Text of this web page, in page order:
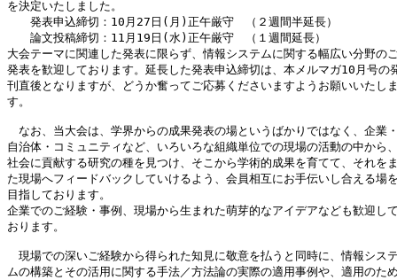
を決定いたしました。
発表申込締切：10月27日(月)正午厳守　（２週間半延長）
論文投稿締切：11月19日(水)正午厳守　（１週間延長）
大会テーマに関連した発表に限らず、情報システムに関する幅広い分野の
発表を歓迎しております。延長した発表申込締切は、本メルマガ10月号の
刊直後となりますが、どうか奮ってご応募くださいますようお願いいたしま
す。
なお、当大会は、学界からの成果発表の場というばかりではなく、企業・
自治体・コミュニティなど、いろいろな組織単位での現場の活動の中から、
社会に貢献する研究の種を見つけ、そこから学術的成果を育てて、それをま
た現場へフィードバックしていけるよう、会員相互にお手伝いし合える場を
目指しております。
企業でのご経験・事例、現場から生まれた萌芽的なアイデアなども歓迎して
おります。
現場での深いご経験から得られた知見に敬意を払うと同時に、情報システ
ムの構築とその活用に関する手法／方法論の実際の適用事例や、適用のため